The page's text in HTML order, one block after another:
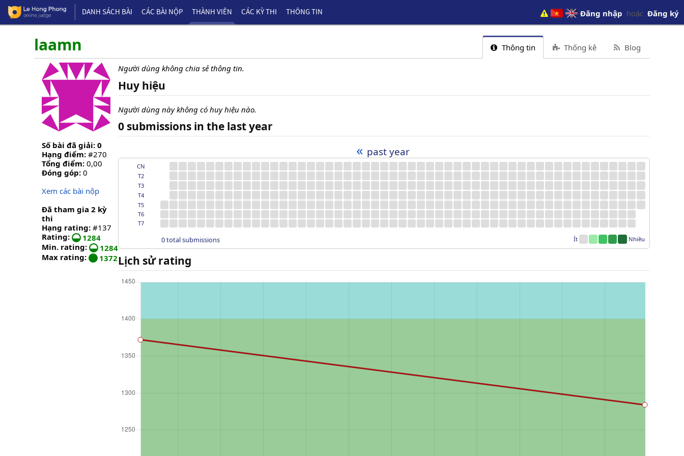
DANH SÁCH BÀI CÁC BÀI NỘP THÀNH VIÊN CÁC KỲ THI THÔNG TIN Đăng nhập hoặc Đăng ký
laamn Thông tin Thống kê Blog
Số bài đã giải: 0
Hạng điểm: #270
Tổng điểm: 0,00
Đóng góp: 0
Xem các bài nộp
Đã tham gia 2 kỳ
thi
Hạng rating: #137
Rating:
1284
Min. rating:
1284
Max rating:
1372
Người dùng không chia sẻ thông tin.
Huy hiệu
Người dùng này không có huy hiệu nào.
0 submissions in the last year
« past year
CN
T2
T3
T4
T5
T6
T7
0 total submissions Ít Nhiều
Lịch sử rating